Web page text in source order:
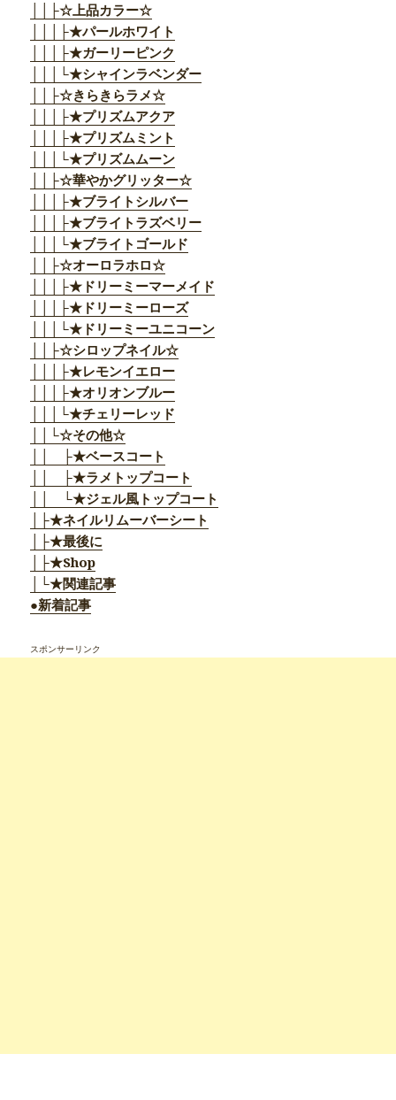
││├☆上品カラー☆
│││├★パールホワイト
│││├★ガーリーピンク
│││└★シャインラベンダー
││├☆きらきらラメ☆
│││├★プリズムアクア
│││├★プリズムミント
│││└★プリズムムーン
││├☆華やかグリッター☆
│││├★ブライトシルバー
│││├★ブライトラズベリー
│││└★ブライトゴールド
││├☆オーロラホロ☆
│││├★ドリーミーマーメイド
│││├★ドリーミーローズ
│││└★ドリーミーユニコーン
││├☆シロップネイル☆
│││├★レモンイエロー
│││├★オリオンブルー
│││└★チェリーレッド
││└☆その他☆
││ ├★ベースコート
││ ├★ラメトップコート
││ └★ジェル風トップコート
│├★ネイルリムーバーシート
│├★最後に
│├★Shop
│└★関連記事
●新着記事
スポンサーリンク